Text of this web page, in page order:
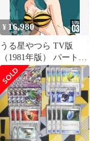
¥ 16,980
うる星やつら TV版
（1981年版） パート3
107-149話BOXセット
ブルーレイ【Blu-ray】
北米版